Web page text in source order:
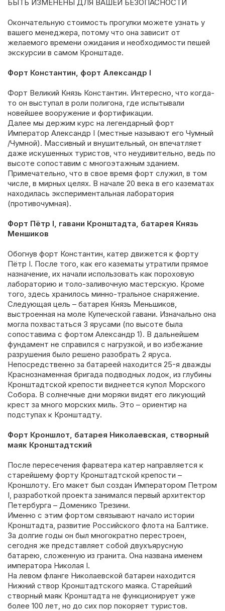
БЫТЬ ИЗМЕНЕНЫ ДЛЯ ВАШЕЙ БЕЗОПАСНОСТИ
Окончательную стоимость прогулки можете узнать у
вашего менеджера, потому что она зависит от
желаемого времени ожидания и необходимости пешей
экскурсии в самом Кронштаде.
Форт Константин, форт Александр І
Форт Великий Князь Константин. Интересно, что когда-
то он выступал в роли полигона, где испытывали
новейшее вооружение и фортификации.
Далее мы держим курс на легендарный форт
Император Александр I (местные называют его Чумный
/Чумной). Массивный и внушительный, он впечатляет
даже искушенных туристов, что неудивительно, ведь по
высоте сопоставим с многоэтажным зданием.
Примечательно, что в свое время форт служил, в том
числе, в мирных целях. В начале 20 века в его казематах
находилась экспериментальная лаборатория
(противочумная).
Форт Пётр І, гавани Кронштадта, батарея Князь
Меншиков
Обогнув форт Константин, катер движется к форту
Пётр I. После того, как его казематы утратили прямое
назначение, их начали использовать как пороховую
лабораторию и толо-заливочную мастерскую. Кроме
того, здесь хранилось минно-тральное снаряжение.
Следующая цель – батарея Князь Меньшиков,
выстроенная на моле Купеческой гавани. Изначально она
могла похвастаться 3 ярусами (по высоте была
сопоставима с фортом Александр 1). В дальнейшем
фундамент не справился с нагрузкой, и во избежание
разрушения было решено разобрать 2 яруса.
Непосредственно за батареей находится 25-я дважды
Краснознаменная бригада подводных лодок, из глубины
Кронштадтской крепости виднеется купол Морского
Собора. В солнечные дни моряки видят его ликующий
крест за много морских миль. Это – ориентир на
подступах к Кронштадту.
Форт Кроншлот, батарея Николаевская, створный
маяк Кронштадтский
После пересечения фарватера катер направляется к
старейшему форту Кронштадтской крепости –
Кроншлоту. Его макет был создан Императором Петром
I, разработкой проекта занимался первый архитектор
Петербурга – Доменико Трезини.
Именно с этим фортом связывают начало истории
Кронштадта, развитие Российского флота на Балтике.
За долгие годы он был многократно перестроен,
сегодня же представляет собой двухъярусную
батарею, сложенную из гранита. Она названа именем
императора Николая I.
На левом фланге Николаевской батареи находится
Нижний створ Кронштадтского маяка. Старейший
створный маяк Кронштадта не функционирует уже
более 100 лет, но до сих пор покоряет туристов.